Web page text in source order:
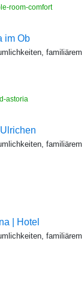
room-comfort
im Ob
astoria
| Hotel